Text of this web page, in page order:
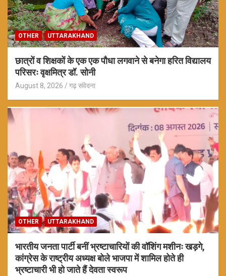
OTHER UTTARAKHAND
छात्रों व शिक्षकों के एक एक पौधा लगवाने से बनेगा हरित विद्यालय
परिसरः वृक्षमित्र डॉ. सोनी
August 8, 2026 गढ़ संवेदना
OTHER UTTARAKHAND
भारतीय जनता पार्टी बनीं भ्रष्टाचारियों की वॉशिंग मशीनः खड़गे,
कांग्रेस के राष्ट्रीय अध्यक्ष बोले भाजपा में शामिल होते ही
भ्रष्टाचारी भी हो जाते हैं देवता स्वरूप